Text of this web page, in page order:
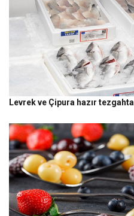
Levrek ve Çipura hazır tezgahta